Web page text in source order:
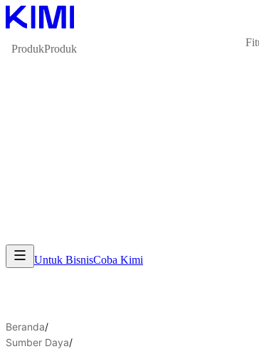
ProdukProduk
Untuk BisnisCoba Kimi
Beranda/
Sumber Daya/